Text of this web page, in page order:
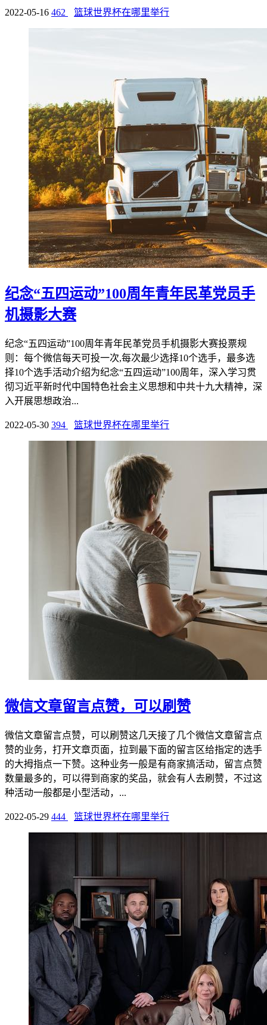
2022-05-16 462 篮球世界杯在哪里举行
纪念“五四运动”100周年青年民革党员手
机摄影大赛
纪念“五四运动”100周年青年民革党员手机摄影大赛投票规
则：每个微信每天可投一次,每次最少选择10个选手，最多选
择10个选手活动介绍为纪念“五四运动”100周年，深入学习贯
彻习近平新时代中国特色社会主义思想和中共十九大精神，深
入开展思想政治...
2022-05-30 394 篮球世界杯在哪里举行
微信文章留言点赞，可以刷赞
微信文章留言点赞，可以刷赞这几天接了几个微信文章留言点
赞的业务，打开文章页面，拉到最下面的留言区给指定的选手
的大拇指点一下赞。这种业务一般是有商家搞活动，留言点赞
数量最多的，可以得到商家的奖品，就会有人去刷赞，不过这
种活动一般都是小型活动，...
2022-05-29 444 篮球世界杯在哪里举行